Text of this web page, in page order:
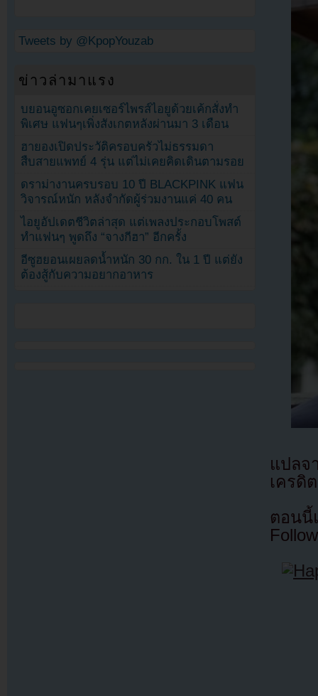
แปล
เครดิ
ตอนนี้
Tweets by @KpopYouzab
ข่าวล่ามาแรง
บยอนอูซอกเคยเซอร์ไพรส์ไอยูด้วยเค้กสั่งทำ
พิเศษ แฟนๆเพิ่งสังเกตหลังผ่านมา 3 เดือน
ฮายองเปิดประวัติครอบครัวไม่ธรรมดา
สืบสายแพทย์ 4 รุ่น แต่ไม่เคยคิดเดินตามรอย
ดราม่างานครบรอบ 10 ปี BLACKPINK แฟน
วิจารณ์หนัก หลังจำกัดผู้ร่วมงานแค่ 40 คน
ไอยูอัปเดตชีวิตล่าสุด แต่เพลงประกอบโพสต์
ทำแฟนๆ พูดถึง “จางกีฮา” อีกครั้ง
อีซูฮยอนเผยลดน้ำหนัก 30 กก. ใน 1 ปี แต่ยัง
ต้องสู้กับความอยากอาหาร